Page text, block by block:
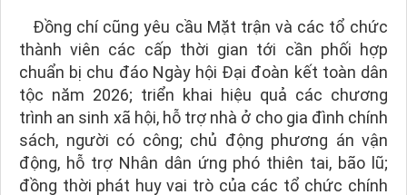
Đồng chí cũng yêu cầu Mặt trận và các tổ chức
thành viên các cấp thời gian tới cần phối hợp
chuẩn bị chu đáo Ngày hội Đại đoàn kết toàn dân
tộc năm 2026; triển khai hiệu quả các chương
trình an sinh xã hội, hỗ trợ nhà ở cho gia đình chính
sách, người có công; chủ động phương án vận
động, hỗ trợ Nhân dân ứng phó thiên tai, bão lũ;
đồng thời phát huy vai trò của các tổ chức chính